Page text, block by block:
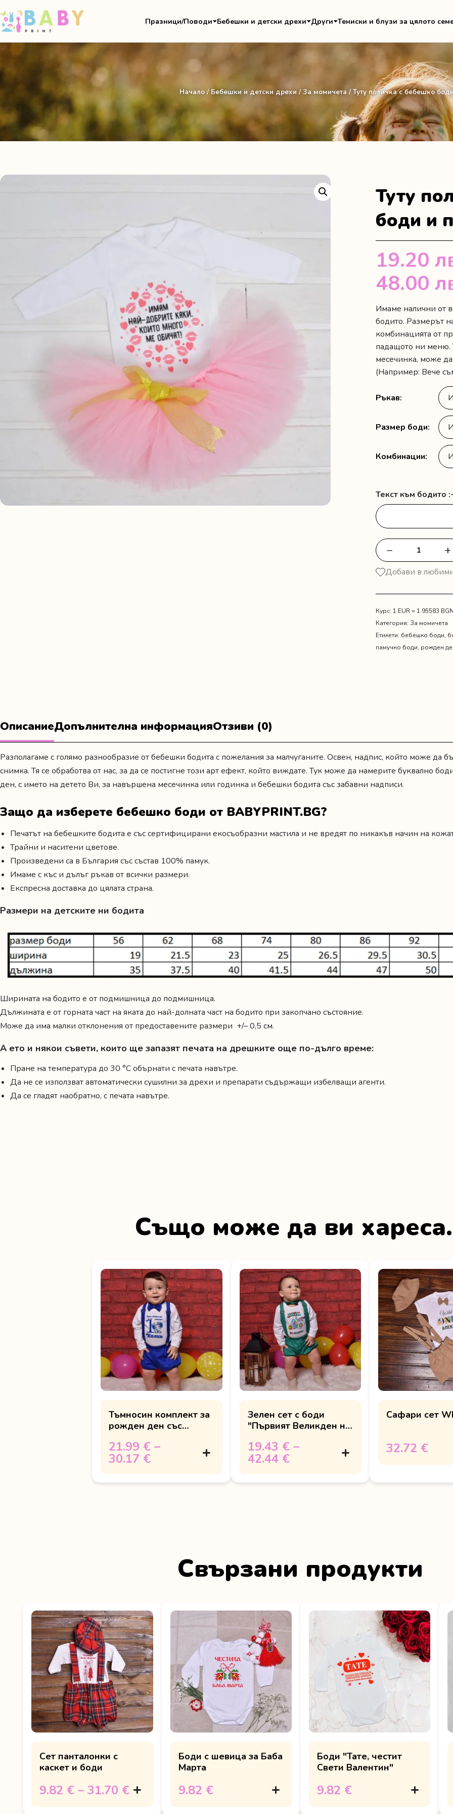
Празници/Поводи Бебешки и детски дрехи Други Тениски и блузи за цялото
Начало/Бебешки и детски дрехи/За момичета / Туту поличка с бебешко
Туту
боди и
19.20
48.00
Имаме налични от
бодито. Размерът
комбинацията от
падащото ни меню.
месечинка, може
(Например: Вече
Ръкав
Размер боди
Комбинации
Текст към бодито
количество
за
Туту
с
бебешко
и
пожелание
− +
Добави в
Курс: 1 EUR = 1.95583
Категория: За момичета
Етикети: бебешко боди,
памучно боди, рожден
ОписаниеДопълнителна информацияОтзиви (0)
Разполагаме с голямо разнообразие от бебешки бодита с пожелания за малчуганите. Освен, надпис, който може да
снимка. Тя се обработва от нас, за да се постигне този арт ефект, който виждате. Тук може да намерите буквално
ден, с името на детето Ви, за навършена месечинка или годинка и бебешки бодита със забавни надписи.
Защо да изберете бебешко боди от BABYPRINT.BG?
Печатът на бебешките бодита е със сертифицирани екосъобразни мастила и не вредят по никакъв начин на
Трайни и наситени цветове.
Произведени са в България със състав 100% памук.
Имаме с къс и дълъг ръкав от всички размери.
Експресна доставка до цялата страна.
Размери на детските ни бодита
Ширината на бодито е от подмишница до подмишница.
Дължината е от горната част на яката до най-долната част на бодито при закопчано състояние.
Може да има малки отклонения от предоставените размери +/– 0,5 см.
А ето и някои съвети, които ще запазят печата на дрешките още по-дълго време:
Пране на температура до 30 °C обърнати с печата навътре.
Да не се използват автоматически сушилни за дрехи и препарати съдържащи избелващи агенти.
Да се гладят наобратно, с печата навътре.
Също може да ви
Тъмносин комплект за
рожден ден със
21.99 € –
30.17 €
Зелен сет с боди
"Първият Великден на
19.43 € –
42.44 €
Сафари сет
32.72 €
Свързани продукти
Сет панталонки с
каскет и боди
9.82 € – 31.70 €
Боди с шевица за Баба
Марта
9.82 €
Боди "Тате, честит
Свети Валентин"
9.82 €